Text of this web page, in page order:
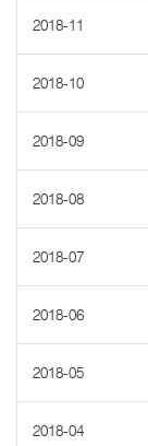
2018-11
2018-10
2018-09
2018-08
2018-07
2018-06
2018-05
2018-04